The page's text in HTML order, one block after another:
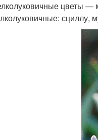
цветы —
сциллу,